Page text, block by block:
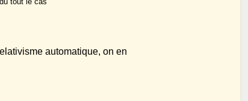
automatique, on en